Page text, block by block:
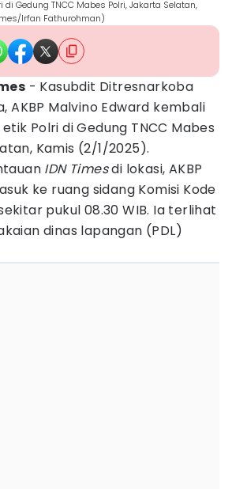
Gedung TNCC Mabes Polri, Jakarta Selatan,
Irfan Fathurohman)
- Kasubdit Ditresnarkoba
AKBP Malvino Edward kembali
Polri di Gedung TNCC Mabes
Kamis (2/1/2025).
IDN Timesdi lokasi, AKBP
ke ruang sidang Komisi Kode
pukul 08.30 WIB. Ia terlihat
dinas lapangan (PDL)